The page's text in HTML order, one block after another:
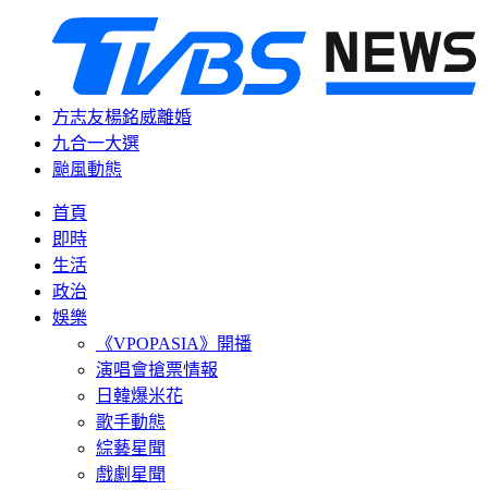
方志友楊銘威離婚
九合一大選
颱風動態
首頁
即時
生活
政治
娛樂
《VPOPASIA》開播
演唱會搶票情報
日韓爆米花
歌手動態
綜藝星聞
戲劇星聞